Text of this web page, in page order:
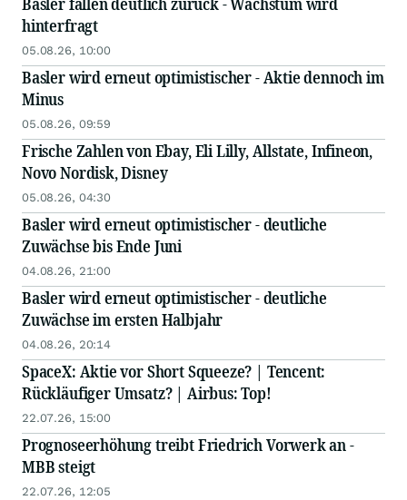
hinterfragt
05.08.26, 10:00
Basler wird erneut optimistischer - Aktie dennoch im
Minus
05.08.26, 09:59
Frische Zahlen von Ebay, Eli Lilly, Allstate, Infineon,
Novo Nordisk, Disney
05.08.26, 04:30
Basler wird erneut optimistischer - deutliche
Zuwächse bis Ende Juni
04.08.26, 21:00
Basler wird erneut optimistischer - deutliche
Zuwächse im ersten Halbjahr
04.08.26, 20:14
SpaceX: Aktie vor Short Squeeze? | Tencent:
Rückläufiger Umsatz? | Airbus: Top!
22.07.26, 15:00
Prognoseerhöhung treibt Friedrich Vorwerk an -
MBB steigt
22.07.26, 12:05